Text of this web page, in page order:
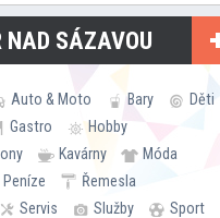
NAD SÁZAVOU
Auto & Moto Bary
Děti
Gastro
Hobby
Kavárny
Móda
Peníze
Řemesla
Servis Služby
Sport